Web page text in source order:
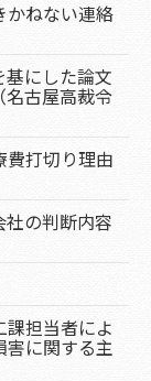
かねない連絡
にした論文
名古屋高裁令
費打切り理由
の判断内容
担当者によ
に関する主